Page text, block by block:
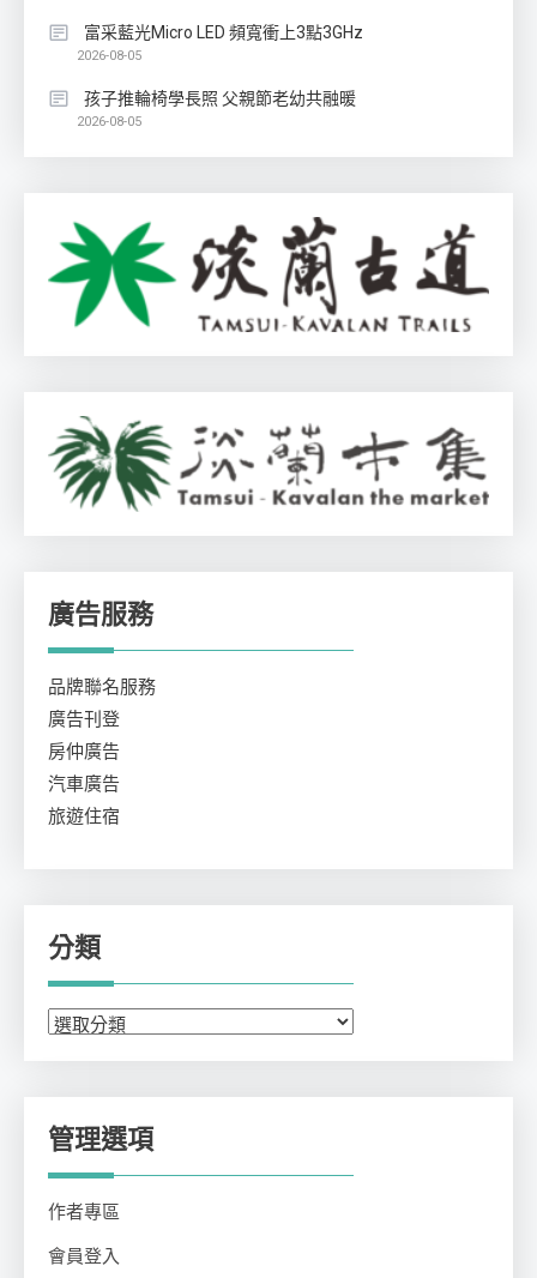
富采藍光Micro LED 頻寬衝上3點3GHz
2026-08-05
孩子推輪椅學長照 父親節老幼共融暖
2026-08-05
廣告服務
品牌聯名服務
廣告刊登
房仲廣告
汽車廣告
旅遊住宿
分類
分
管理選項
作者專區
會員登入